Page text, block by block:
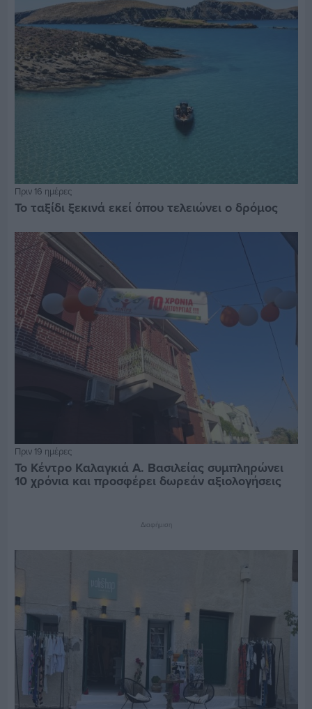
Πριν 16 ημέρες
Το ταξίδι ξεκινά εκεί όπου τελειώνει ο δρόμος
Πριν 19 ημέρες
Το Κέντρο Καλαγκιά Α. Βασιλείας συμπληρώνει
10 χρόνια και προσφέρει δωρεάν αξιολογήσεις
Διαφήμιση